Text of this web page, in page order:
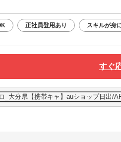
正社員登用あり スキルが身
すぐ
_大分県【携帯キャ】auショップ日出/